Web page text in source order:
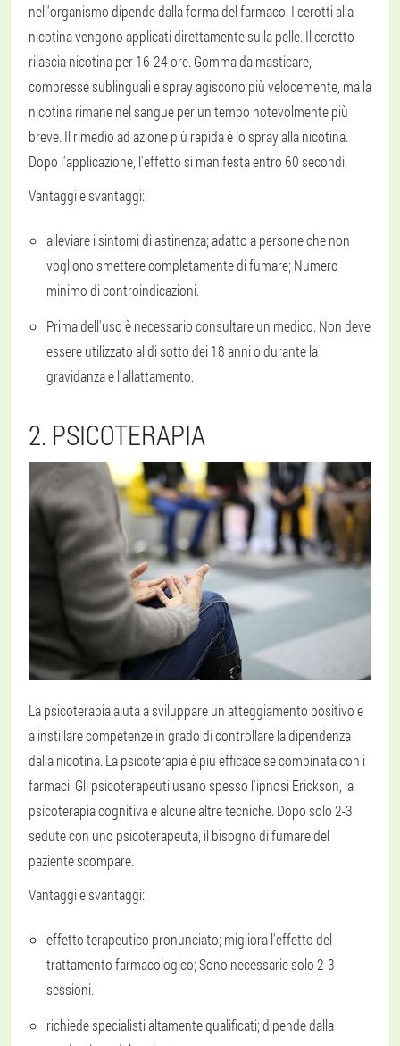
nell'organismo dipende dalla forma del farmaco. I cerotti alla
nicotina vengono applicati direttamente sulla pelle. Il cerotto
rilascia nicotina per 16-24 ore. Gomma da masticare,
compresse sublinguali e spray agiscono più velocemente, ma la
nicotina rimane nel sangue per un tempo notevolmente più
breve. Il rimedio ad azione più rapida è lo spray alla nicotina.
Dopo l'applicazione, l'effetto si manifesta entro 60 secondi.
Vantaggi e svantaggi:
alleviare i sintomi di astinenza; adatto a persone che non
vogliono smettere completamente di fumare; Numero
minimo di controindicazioni.
Prima dell'uso è necessario consultare un medico. Non deve
essere utilizzato al di sotto dei 18 anni o durante la
gravidanza e l'allattamento.
2. PSICOTERAPIA
La psicoterapia aiuta a sviluppare un atteggiamento positivo e
a instillare competenze in grado di controllare la dipendenza
dalla nicotina. La psicoterapia è più efficace se combinata con i
farmaci. Gli psicoterapeuti usano spesso l'ipnosi Erickson, la
psicoterapia cognitiva e alcune altre tecniche. Dopo solo 2-3
sedute con uno psicoterapeuta, il bisogno di fumare del
paziente scompare.
Vantaggi e svantaggi:
effetto terapeutico pronunciato; migliora l'effetto del
trattamento farmacologico; Sono necessarie solo 2-3
sessioni.
richiede specialisti altamente qualificati; dipende dalla